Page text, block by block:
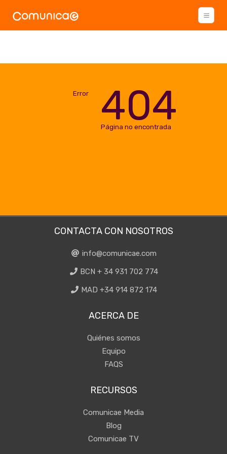
Error 404
Página no encontrada
CONTACTA CON NOSOTROS
info@comunicae.com
BCN + 34 931 702 774
MAD +34 914 872 174
ACERCA DE
Quiénes somos
Equipo
FAQS
RECURSOS
Comunicae Media
Blog
Comunicae TV